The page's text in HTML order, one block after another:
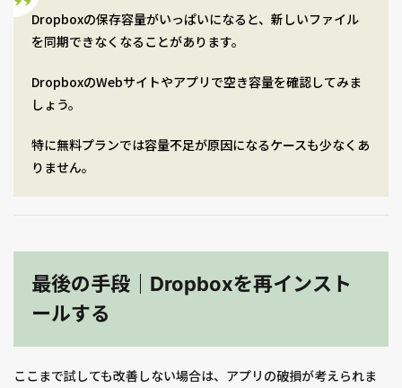
Dropboxの保存容量がいっぱいになると、新しいファイル
を同期できなくなることがあります。
DropboxのWebサイトやアプリで空き容量を確認してみま
しょう。
特に無料プランでは容量不足が原因になるケースも少なくあ
りません。
最後の手段｜Dropboxを再インスト
ールする
ここまで試しても改善しない場合は、アプリの破損が考えられま